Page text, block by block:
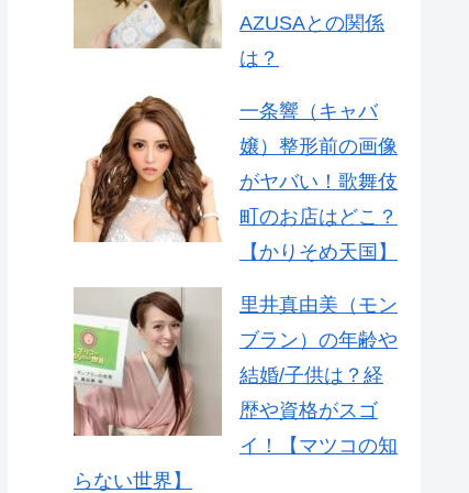
AZUSAとの関係
は？
一条響（キャバ
嬢）整形前の画像
がヤバい！歌舞伎
町のお店はどこ？
【かりそめ天国】
里井真由美（モン
ブラン）の年齢や
結婚/子供は？経
歴や資格がスゴ
イ！【マツコの知
らない世界】